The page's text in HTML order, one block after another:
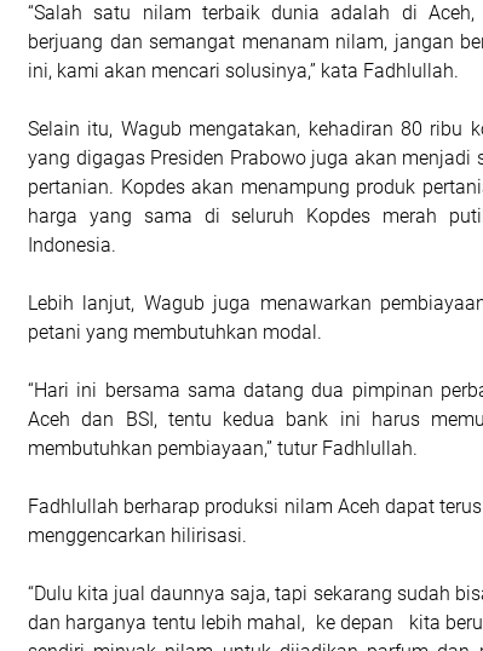
“Salah satu nilam terbaik dunia adalah di
berjuang dan semangat menanam nilam, jangan
ini, kami akan mencari solusinya,” kata Fadhlullah.
Selain itu, Wagub mengatakan, kehadiran 80 ribu
yang digagas Presiden Prabowo juga akan menjadi
pertanian. Kopdes akan menampung produk
harga yang sama di seluruh Kopdes merah
Indonesia.
Lebih lanjut, Wagub juga menawarkan
petani yang membutuhkan modal.
“Hari ini bersama sama datang dua pimpinan
Aceh dan BSI, tentu kedua bank ini harus
membutuhkan pembiayaan,” tutur Fadhlullah.
Fadhlullah berharap produksi nilam Aceh dapat
menggencarkan hilirisasi.
“Dulu kita jual daunnya saja, tapi sekarang sudah
dan harganya tentu lebih mahal, ke depan kita